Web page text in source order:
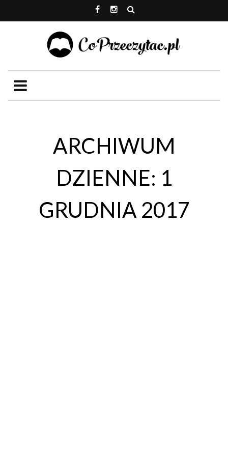
ARCHIWUM
DZIENNE: 1
GRUDNIA 2017